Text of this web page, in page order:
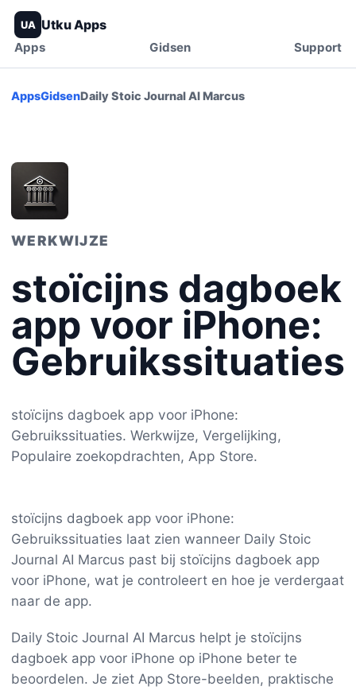
UA Utku Apps
Apps Gidsen Support
AppsGidsenDaily Stoic Journal AI Marcus
WERKWIJZE
stoïcijns dagboek
app voor iPhone:
Gebruikssituaties
stoïcijns dagboek app voor iPhone:
Gebruikssituaties. Werkwijze, Vergelijking,
Populaire zoekopdrachten, App Store.
stoïcijns dagboek app voor iPhone:
Gebruikssituaties laat zien wanneer Daily Stoic
Journal AI Marcus past bij stoïcijns dagboek app
voor iPhone, wat je controleert en hoe je verdergaat
naar de app.
Daily Stoic Journal AI Marcus helpt je stoïcijns
dagboek app voor iPhone op iPhone beter te
beoordelen. Je ziet App Store-beelden, praktische